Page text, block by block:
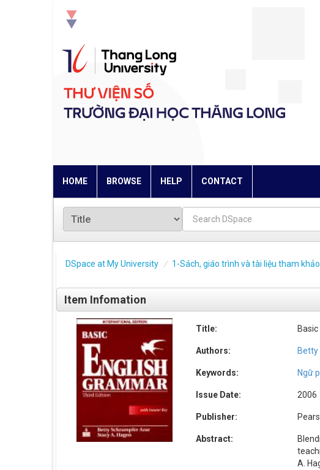
HOME BROWSE HELP CONTACT
DSpace at My University 1-Sách, giáo trình và tài liệu tham khảo
Item Infomation
Title:
Authors:
Keywords: Ngữ
Issue Date: 2006
Publisher:
Abstract:
A.